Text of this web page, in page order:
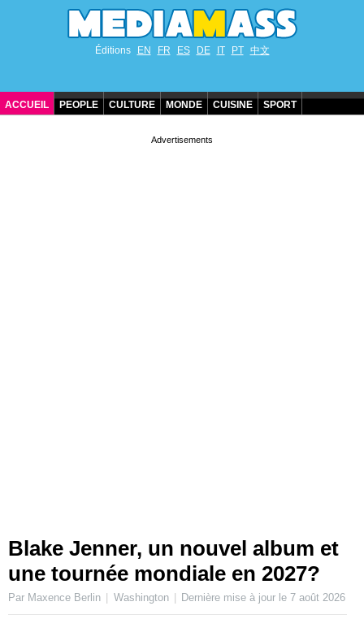
Éditions EN FR ES DE IT PT 中文
ACCUEIL PEOPLE CULTURE MONDE CUISINE SPORT
Blake Jenner, un nouvel album et
une tournée mondiale en 2027?
Par Maxence Berlin Washington Dernière mise à jour le 7 août 2026